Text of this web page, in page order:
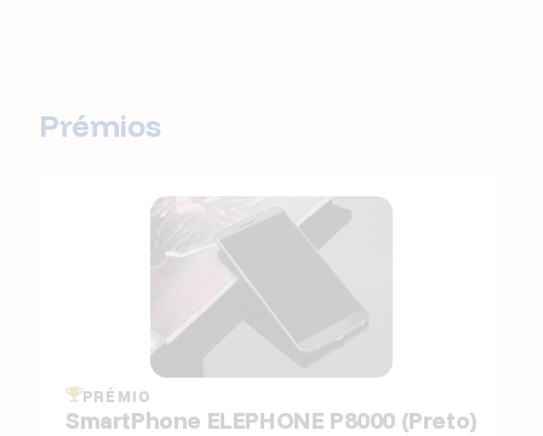
Prémios
PRÉMIO
SmartPhone ELEPHONE P8000 (Preto)